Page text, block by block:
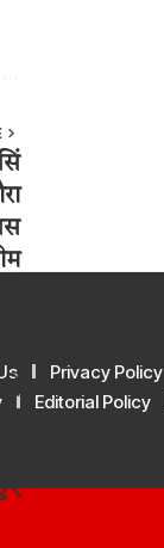
Privacy Policy
Editorial Policy